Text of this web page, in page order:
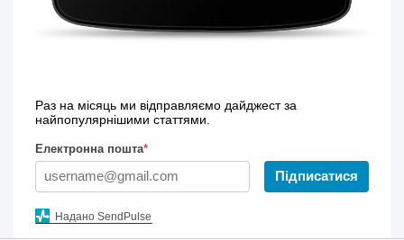
Раз на місяць ми відправляємо дайджест за
найпопулярнішими статтями.
Електронна пошта*
Підписатися
Надано SendPulse